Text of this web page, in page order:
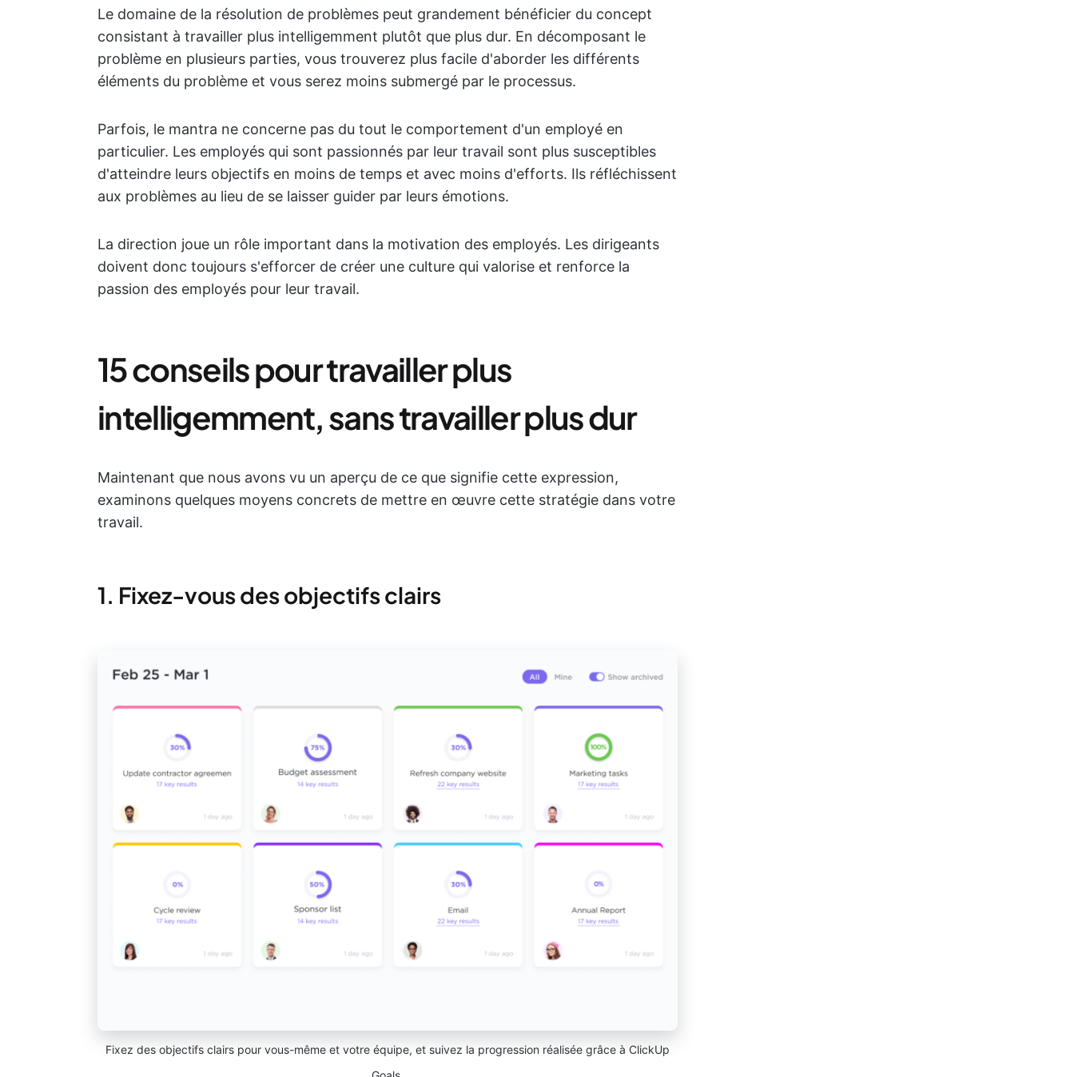
Le domaine de la résolution de problèmes peut grandement bénéficier du concept
consistant à travailler plus intelligemment plutôt que plus dur. En décomposant le
problème en plusieurs parties, vous trouverez plus facile d'aborder les différents
éléments du problème et vous serez moins submergé par le processus.
Parfois, le mantra ne concerne pas du tout le comportement d'un employé en
particulier. Les employés qui sont passionnés par leur travail sont plus susceptibles
d'atteindre leurs objectifs en moins de temps et avec moins d'efforts. Ils réfléchissent
aux problèmes au lieu de se laisser guider par leurs émotions.
La direction joue un rôle important dans la motivation des employés. Les dirigeants
doivent donc toujours s'efforcer de créer une culture qui valorise et renforce la
passion des employés pour leur travail.
15 conseils pour travailler plus
intelligemment, sans travailler plus dur
Maintenant que nous avons vu un aperçu de ce que signifie cette expression,
examinons quelques moyens concrets de mettre en œuvre cette stratégie dans votre
travail.
1. Fixez-vous des objectifs clairs
Fixez des objectifs clairs pour vous-même et votre équipe, et suivez la progression réalisée grâce à ClickUp